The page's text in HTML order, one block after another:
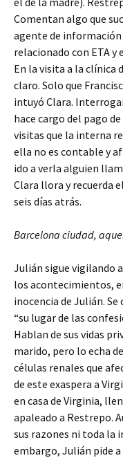
Comentan algo que
agente de información
relacionado con ETA y
En la visita a la clínica
claro. Solo que
intuyó Clara.
hace cargo del pago
visitas que la interna
ella no es contable y
ido a verla alguien
Clara llora y recuerda
seis días atrás.
Barcelona ciudad,
Julián sigue vigilando
los acontecimientos,
inocencia de Julián.
“su lugar de las
Hablan de sus vidas
marido, pero lo echa
células renales que
de este exaspera a
en casa de Virginia,
apaleado a Restrepo.
sus razones ni toda la
embargo, Julián pide